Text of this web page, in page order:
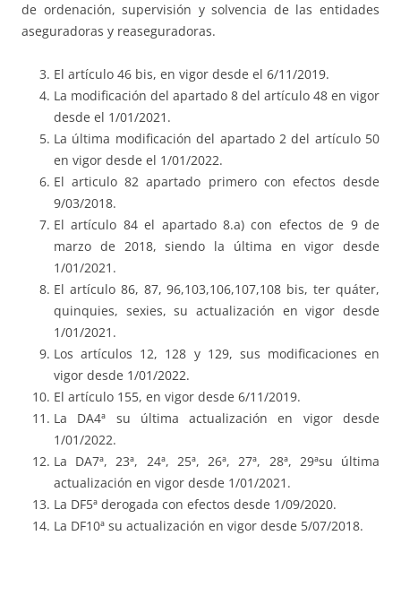
de ordenación, supervisión y solvencia de las entidades
aseguradoras y reaseguradoras.
El artículo 46 bis, en vigor desde el 6/11/2019.
La modificación del apartado 8 del artículo 48 en vigor
desde el 1/01/2021.
La última modificación del apartado 2 del artículo 50
en vigor desde el 1/01/2022.
El articulo 82 apartado primero con efectos desde
9/03/2018.
El artículo 84 el apartado 8.a) con efectos de 9 de
marzo de 2018, siendo la última en vigor desde
1/01/2021.
El artículo 86, 87, 96,103,106,107,108 bis, ter quáter,
quinquies, sexies, su actualización en vigor desde
1/01/2021.
Los artículos 12, 128 y 129, sus modificaciones en
vigor desde 1/01/2022.
El artículo 155, en vigor desde 6/11/2019.
La DA4ª su última actualización en vigor desde
1/01/2022.
La DA7ª, 23ª, 24ª, 25ª, 26ª, 27ª, 28ª, 29ªsu última
actualización en vigor desde 1/01/2021.
La DF5ª derogada con efectos desde 1/09/2020.
La DF10ª su actualización en vigor desde 5/07/2018.